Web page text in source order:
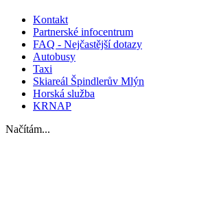
Kontakt
Partnerské infocentrum
FAQ - Nejčastější dotazy
Autobusy
Taxi
Skiareál Špindlerův Mlýn
Horská služba
KRNAP
Načítám...